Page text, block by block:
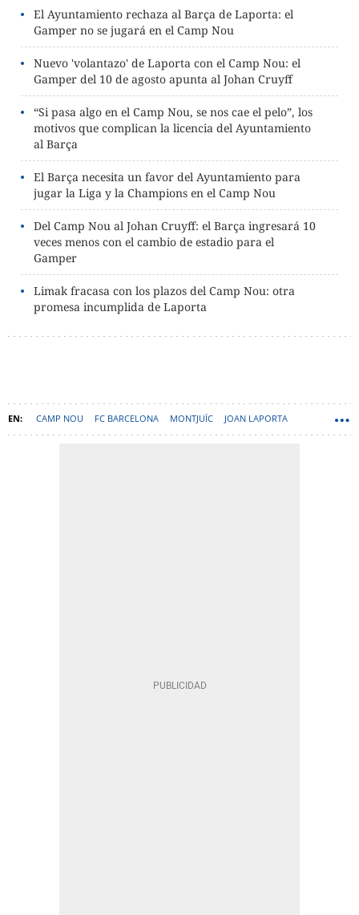
El Ayuntamiento rechaza al Barça de Laporta: el
Gamper no se jugará en el Camp Nou
Nuevo 'volantazo' de Laporta con el Camp Nou: el
Gamper del 10 de agosto apunta al Johan Cruyff
“Si pasa algo en el Camp Nou, se nos cae el pelo”, los
motivos que complican la licencia del Ayuntamiento
al Barça
El Barça necesita un favor del Ayuntamiento para
jugar la Liga y la Champions en el Camp Nou
Del Camp Nou al Johan Cruyff: el Barça ingresará 10
veces menos con el cambio de estadio para el
Gamper
Limak fracasa con los plazos del Camp Nou: otra
promesa incumplida de Laporta
CAMP NOU FC BARCELONA MONTJUÏC JOAN LAPORTA